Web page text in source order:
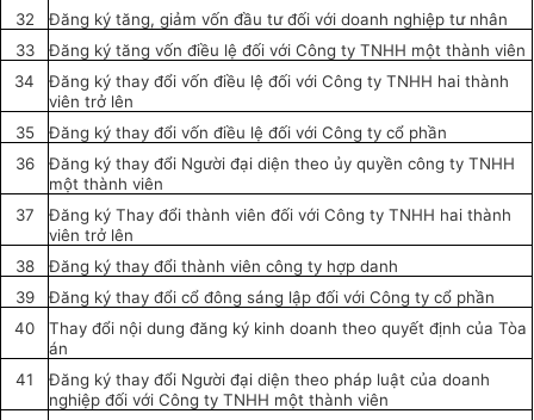
32
Đăng ký tăng, giảm vốn đầu tưđối với doanh nghiệp tư nhân
33
Đăng ký tăng vốn điều lệ đối với Công ty TNHH một thành viên
34
Đăng ký thay đổi vốn điều lệ đối với Công ty TNHH hai thành
viên trở lên
35
Đăng ký thay đổi vốn điều lệ đối với Công ty cổ phần
36
Đăng ký thay đổi Người đại diện theo ủy quyền công ty TNHH
một thành viên
37
Đăng ký Thay đổi thành viên đối với Công ty TNHH hai thành
viên trở lên
38
Đăng ký thay đổi thành viên công ty hợp danh
39
Đăng ký thay đổi cổ đông sáng lập đối với Công ty cổ phần
40
Thay đổi nội dungđăng ký kinh doanh theo quyết định của Tòa
án
41
Đăng ký thay đổi Người đại diện theo pháp luật của doanh
nghiệpđối với Công ty TNHH một thành viên